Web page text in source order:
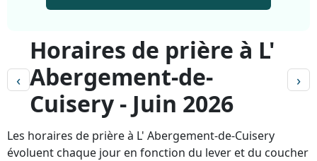
‹
Horaires de prière à L'
Abergement-de-
Cuisery - Juin 2026
›
Les horaires de prière à L' Abergement-de-Cuisery
évoluent chaque jour en fonction du lever et du coucher